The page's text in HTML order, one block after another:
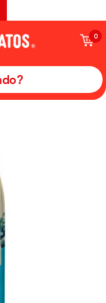
0